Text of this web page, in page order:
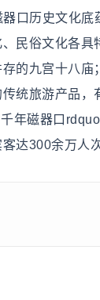
口历史文化
民俗文化各
的九宫十八庙
统旅游产品
年磁器口
达300余万人